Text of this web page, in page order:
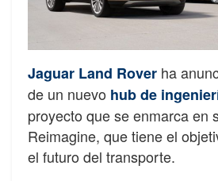
Jaguar Land Rover ha
de un nuevo hub de
proyecto que se enmarca en
Reimagine, que tiene el
el futuro del transporte.